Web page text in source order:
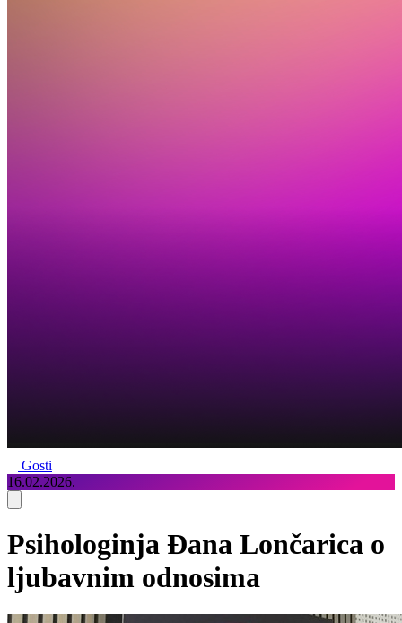
Gosti
16.02.2026.
Psihologinja Đana Lončarica o
ljubavnim odnosima